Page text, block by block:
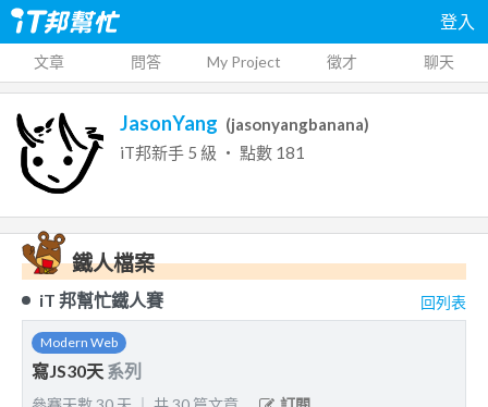
登入
文章 問答 My Project 徵才 聊天
JasonYang (jasonyangbanana)
iT邦新手 5 級 ‧ 點數 181
鐵人檔案
iT 邦幫忙鐵人賽 回列表
Modern Web
寫JS30天 系列